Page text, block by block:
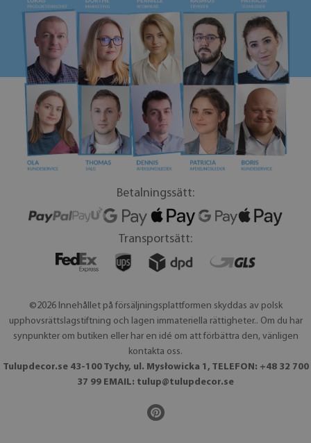
Betalningssätt:
Transportsätt:
©2026 Innehållet på försäljningsplattformen skyddas av polsk
upphovsrättslagstiftning och lagen immateriella rättigheter.. Om du har
synpunkter om butiken eller har en idé om att förbättra den, vänligen
kontakta oss.
Tulupdecor.se 43-100 Tychy, ul. Mysłowicka 1, TELEFON: +48 32 700
37 99 EMAIL: tulup@tulupdecor.se